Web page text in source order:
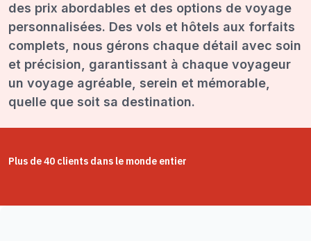
des prix abordables et des options de voyage
personnalisées. Des vols et hôtels aux forfaits
complets, nous gérons chaque détail avec soin
et précision, garantissant à chaque voyageur
un voyage agréable, serein et mémorable,
quelle que soit sa destination.
Plus de 40 clients dans le monde entier